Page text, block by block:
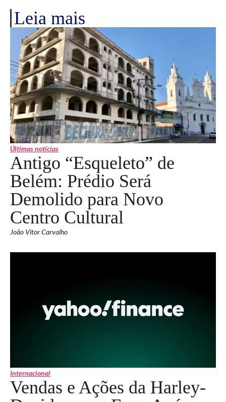
Leia mais
Últimas notícias
Antigo “Esqueleto” de
Belém: Prédio Será
Demolido para Novo
Centro Cultural
João Vitor Carvalho
Internacional
Vendas e Ações da Harley-